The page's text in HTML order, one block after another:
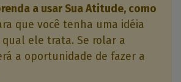
a usar Sua Atitude, como
que você tenha uma idéia
qual ele trata. Se rolar a
a oportunidade de fazer a